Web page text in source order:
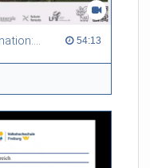
Between tradition and transformation: how owners, advisers and institutions co-create knowledge for resilient forests in Europe 54:13